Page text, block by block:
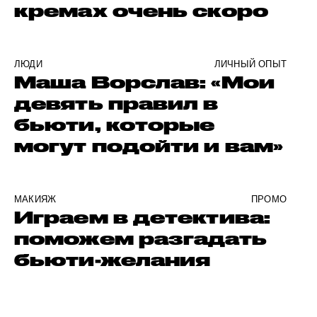
кремах очень скоро
ЛЮДИ ЛИЧНЫЙ ОПЫТ
Маша Ворслав: «Мои
девять правил в
бьюти, которые
могут подойти и вам»
МАКИЯЖ ПРОМО
Играем в детектива:
поможем разгадать
бьюти-желания